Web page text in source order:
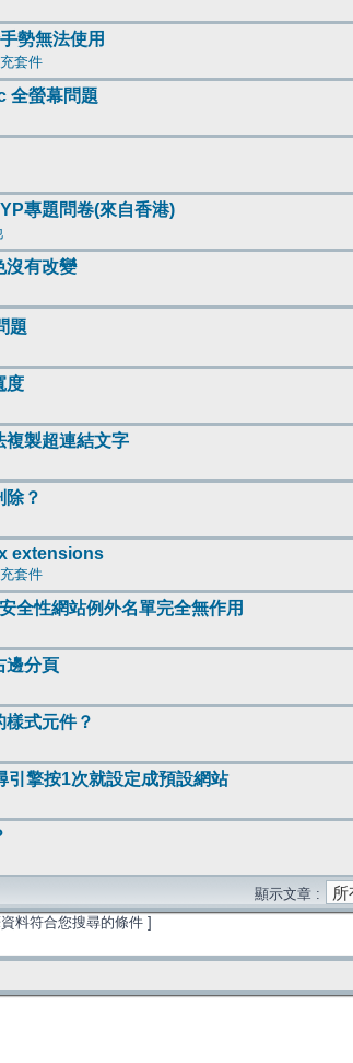
勢無法使用
套件
全螢幕問題
專題問卷(來自香港)
沒有改變
題
度
製超連結文字
除？
extensions
套件
全性網站例外名單完全無作用
邊分頁
式元件？
引擎按1次就設定成預設網站
顯示文章 :
料符合您搜尋的條件 ]